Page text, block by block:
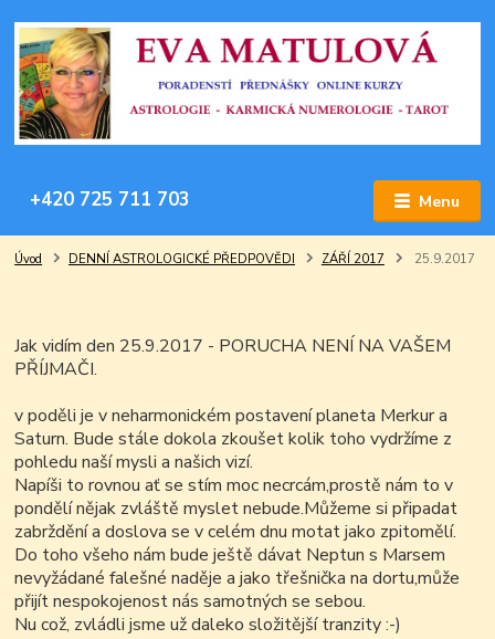
Menu
+420 725 711 703
Úvod DENNÍ ASTROLOGICKÉ PŘEDPOVĚDI ZÁŘÍ 2017 25.9.2017
Jak vidím den 25.9.2017 - PORUCHA NENÍ NA VAŠEM
PŘÍJMAČI.
v poděli je v neharmonickém postavení planeta Merkur a
Saturn. Bude stále dokola zkoušet kolik toho vydržíme z
pohledu naší mysli a našich vizí.
Napíši to rovnou ať se stím moc necrcám,prostě nám to v
pondělí nějak zvláště myslet nebude.Můžeme si připadat
zabrždění a doslova se v celém dnu motat jako zpitomělí.
Do toho všeho nám bude ještě dávat Neptun s Marsem
nevyžádané falešné naděje a jako třešnička na dortu,může
přijít nespokojenost nás samotných se sebou.
Nu což, zvládli jsme už daleko složitější tranzity :-)